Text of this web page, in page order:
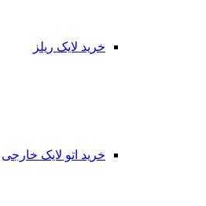
خرید لایک ریلز
خرید اتو لایک خارجی